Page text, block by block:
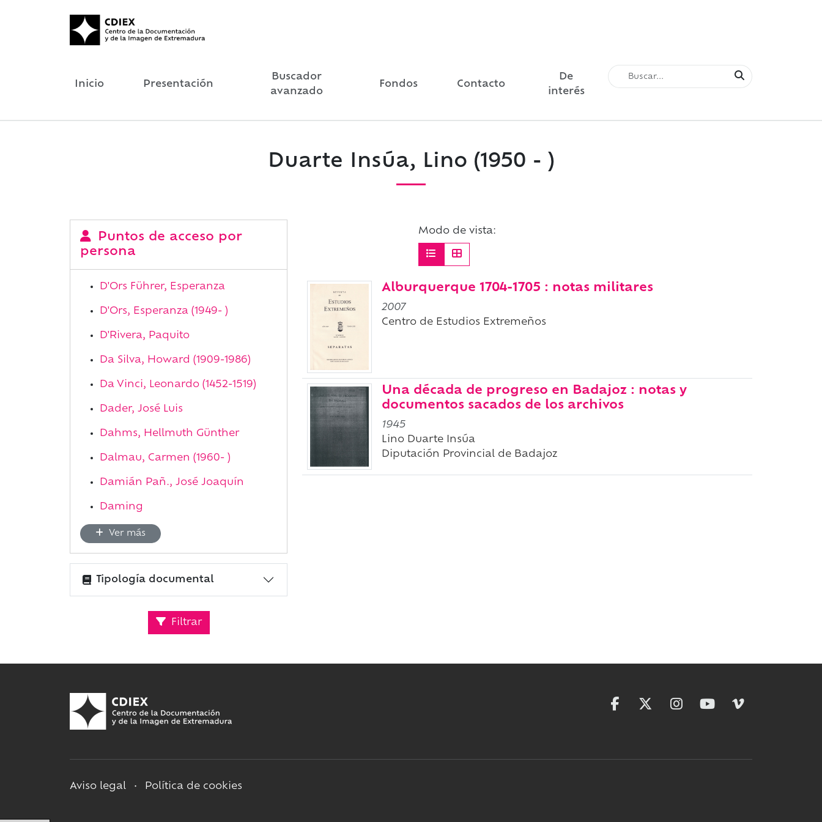
Inicio Presentación
Buscador
avanzado
Fondos Contacto
De
interés
Duarte Insúa, Lino (1950 - )
Puntos de acceso por
persona
D'Ors Führer, Esperanza
D'Ors, Esperanza (1949- )
D'Rivera, Paquito
Da Silva, Howard (1909-1986)
Da Vinci, Leonardo (1452-1519)
Dader, José Luis
Dahms, Hellmuth Günther
Dalmau, Carmen (1960- )
Damián Pañ., José Joaquín
Daming
Ver más
Tipología documental
Filtrar
Modo de vista:
Alburquerque 1704-1705 : notas militares
2007
Centro de Estudios Extremeños
Una década de progreso en Badajoz : notas y
documentos sacados de los archivos
1945
Lino Duarte Insúa
Diputación Provincial de Badajoz
Aviso legal • Política de cookies